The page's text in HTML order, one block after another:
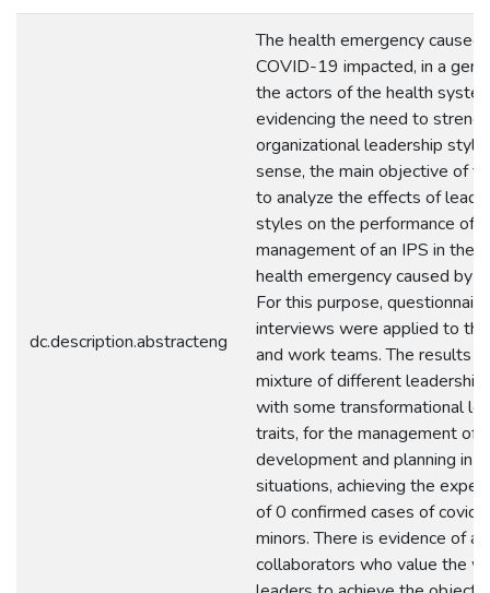
dc.description.abstracteng
The health emergency caused
COVID-19 impacted, in a
the actors of the health
evidencing the need to
organizational leadership
sense, the main objective of
to analyze the effects of
styles on the performance of
management of an IPS in the
health emergency caused by
For this purpose,
interviews were applied to
and work teams. The results
mixture of different
with some transformational
traits, for the management of
development and planning in
situations, achieving the
of 0 confirmed cases of
minors. There is evidence of a
collaborators who value the